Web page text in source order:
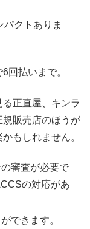
クトありま
回払いまで。
正直屋、キンラ
販売店のほうが
もしれません。
審査が必要で
の対応があ
できます。